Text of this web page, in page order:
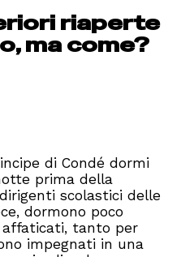
riaperte
ma come?
di Condé dormi
prima della
scolastici delle
dormono poco
affaticati, tanto per
impegnati in una